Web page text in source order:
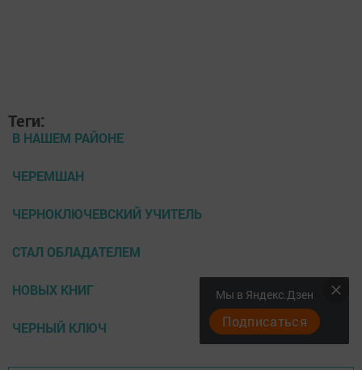
Теги:
В НАШЕМ РАЙОНЕ
ЧЕРЕМШАН
ЧЕРНОКЛЮЧЕВСКИЙ УЧИТЕЛЬ
СТАЛ ОБЛАДАТЕЛЕМ
НОВЫХ КНИГ
ЧЕРНЫЙ КЛЮЧ
Мы в Яндекс.Дзен
Подписаться